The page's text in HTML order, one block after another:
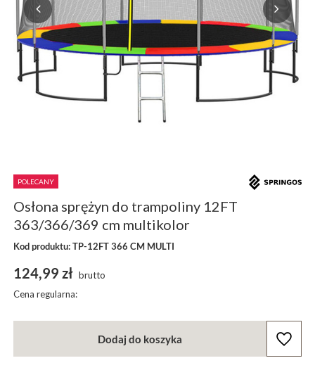
POLECANY
Osłona sprężyn do trampoliny 12FT
363/366/369 cm multikolor
Kod produktu: TP-12FT 366 CM MULTI
124,99 zł brutto
Cena regularna:
Dodaj do koszyka